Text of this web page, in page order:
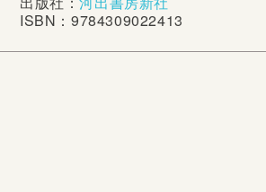
ISBN：9784309022413